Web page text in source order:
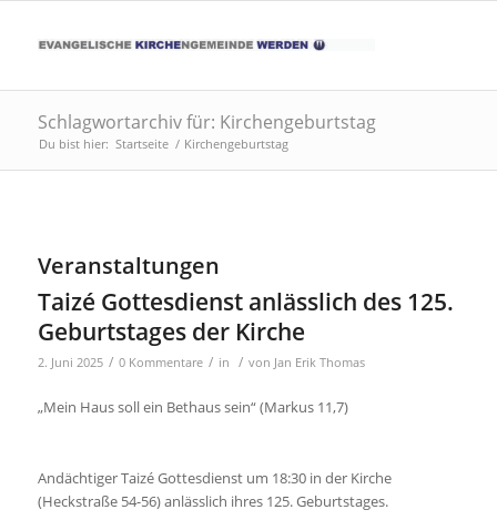
Schlagwortarchiv für: Kirchengeburtstag
Du bist hier: Startseite / Kirchengeburtstag
Veranstaltungen
Taizé Gottesdienst anlässlich des 125.
Geburtstages der Kirche
2. Juni 2025 / 0 Kommentare / in / von Jan Erik Thomas
„Mein Haus soll ein Bethaus sein“ (Markus 11,7)
Andächtiger Taizé Gottesdienst um 18:30 in der Kirche
(Heckstraße 54-56) anlässlich ihres 125. Geburtstages.